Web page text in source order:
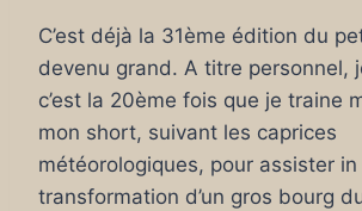
C’est déjà la 31ème édition du
devenu grand. A titre personnel,
c’est la 20ème fois que je traine
mon short, suivant les caprices
météorologiques, pour assister
transformation d’un gros bourg